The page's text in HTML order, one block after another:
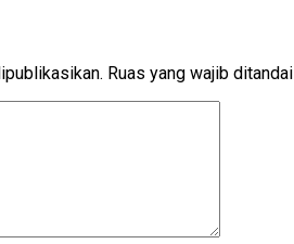
Ruas yang wajib ditandai